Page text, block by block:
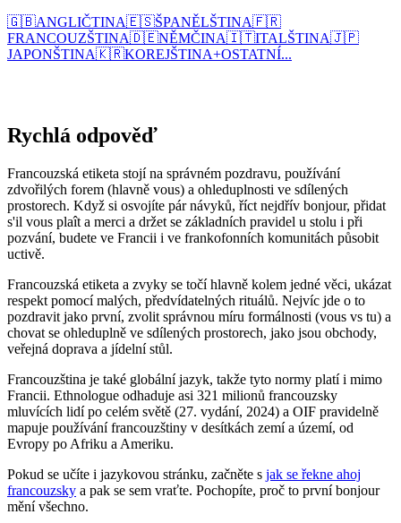
🇬🇧ANGLIČTINA🇪🇸ŠPANĚLŠTINA🇫🇷
FRANCOUZŠTINA🇩🇪NĚMČINA🇮🇹ITALŠTINA🇯🇵
JAPONŠTINA🇰🇷KOREJŠTINA+OSTATNÍ...
Rychlá odpověď
Francouzská etiketa stojí na správném pozdravu, používání
zdvořilých forem (hlavně vous) a ohleduplnosti ve sdílených
prostorech. Když si osvojíte pár návyků, říct nejdřív bonjour, přidat
s'il vous plaît a merci a držet se základních pravidel u stolu i při
pozvání, budete ve Francii i ve frankofonních komunitách působit
uctivě.
Francouzská etiketa a zvyky se točí hlavně kolem jedné věci, ukázat
respekt pomocí malých, předvídatelných rituálů. Nejvíc jde o to
pozdravit jako první, zvolit správnou míru formálnosti (vous vs tu) a
chovat se ohleduplně ve sdílených prostorech, jako jsou obchody,
veřejná doprava a jídelní stůl.
Francouzština je také globální jazyk, takže tyto normy platí i mimo
Francii. Ethnologue odhaduje asi 321 milionů francouzsky
mluvících lidí po celém světě (27. vydání, 2024) a OIF pravidelně
mapuje používání francouzštiny v desítkách zemí a území, od
Evropy po Afriku a Ameriku.
Pokud se učíte i jazykovou stránku, začněte s jak se řekne ahoj
francouzsky a pak se sem vraťte. Pochopíte, proč to první bonjour
mění všechno.